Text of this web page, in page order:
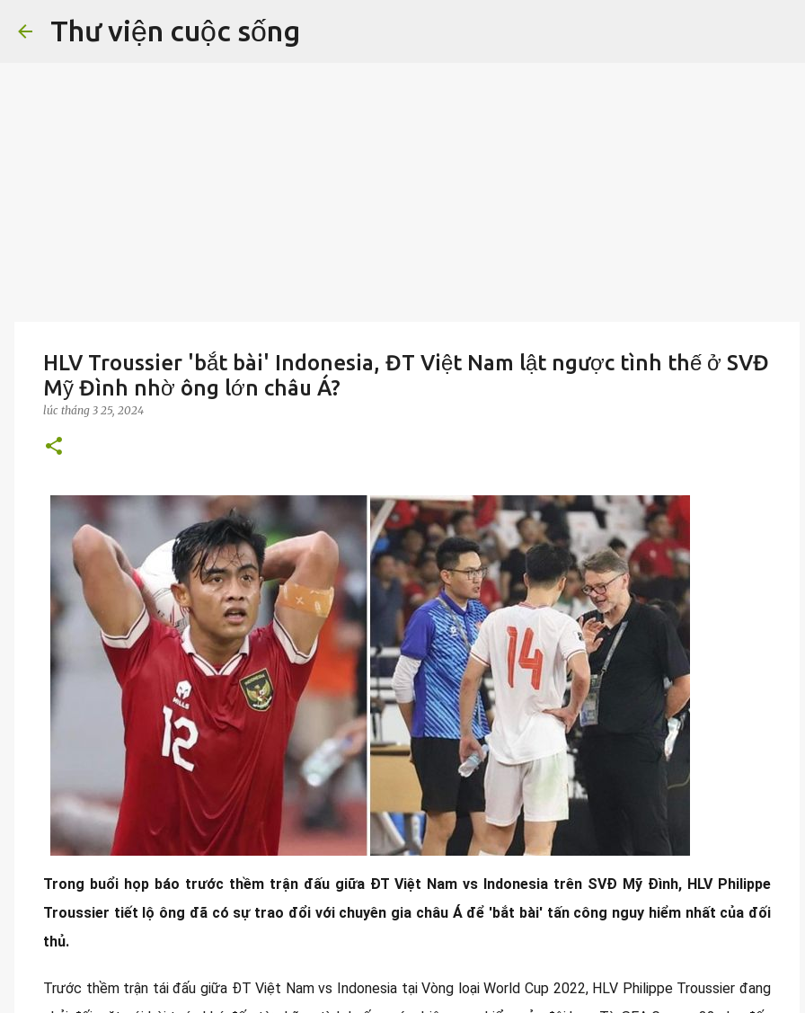
Thư viện cuộc sống
HLV Troussier 'bắt bài' Indonesia, ĐT Việt Nam lật ngược tình thế ở SVĐ
Mỹ Đình nhờ ông lớn châu Á?
lúc tháng 3 25, 2024
Trong buổi họp báo trước thềm trận đấu giữa ĐT Việt Nam vs Indonesia trên SVĐ Mỹ Đình, HLV Philippe
Troussier tiết lộ ông đã có sự trao đổi với chuyên gia châu Á để 'bắt bài' tấn công nguy hiểm nhất của đối
thủ.
Trước thềm trận tái đấu giữa ĐT Việt Nam vs Indonesia tại Vòng loại World Cup 2022, HLV Philippe Troussier đang